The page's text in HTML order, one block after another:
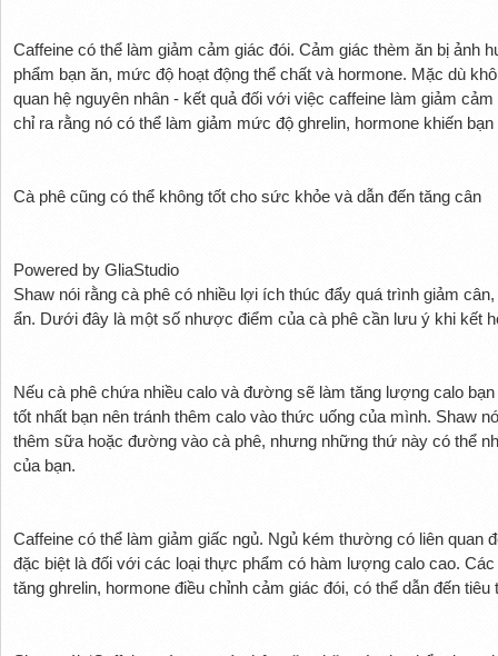
Caffeine có thể làm giảm cảm giác đói. Cảm giác thèm ăn bị ảnh
phẩm bạn ăn, mức độ hoạt động thể chất và hormone. Mặc dù
quan hệ nguyên nhân - kết quả đối với việc caffeine làm giảm
chỉ ra rằng nó có thể làm giảm mức độ ghrelin, hormone khiến
Cà phê cũng có thể không tốt cho sức khỏe và dẫn đến tăng cân
Powered by GliaStudio
Shaw nói rằng cà phê có nhiều lợi ích thúc đẩy quá trình giảm
ẩn. Dưới đây là một số nhược điểm của cà phê cần lưu ý khi kết
Nếu cà phê chứa nhiều calo và đường sẽ làm tăng lượng calo
tốt nhất bạn nên tránh thêm calo vào thức uống của mình. Shaw
thêm sữa hoặc đường vào cà phê, nhưng những thứ này có thể
của bạn.
Caffeine có thể làm giảm giấc ngủ. Ngủ kém thường có liên quan
đặc biệt là đối với các loại thực phẩm có hàm lượng calo cao.
tăng ghrelin, hormone điều chỉnh cảm giác đói, có thể dẫn đến